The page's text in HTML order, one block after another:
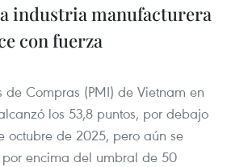
industria manufacturera
con fuerza
de Compras (PMI) de Vietnam en
los 53,8 puntos, por debajo
octubre de 2025, pero aún se
encima del umbral de 50